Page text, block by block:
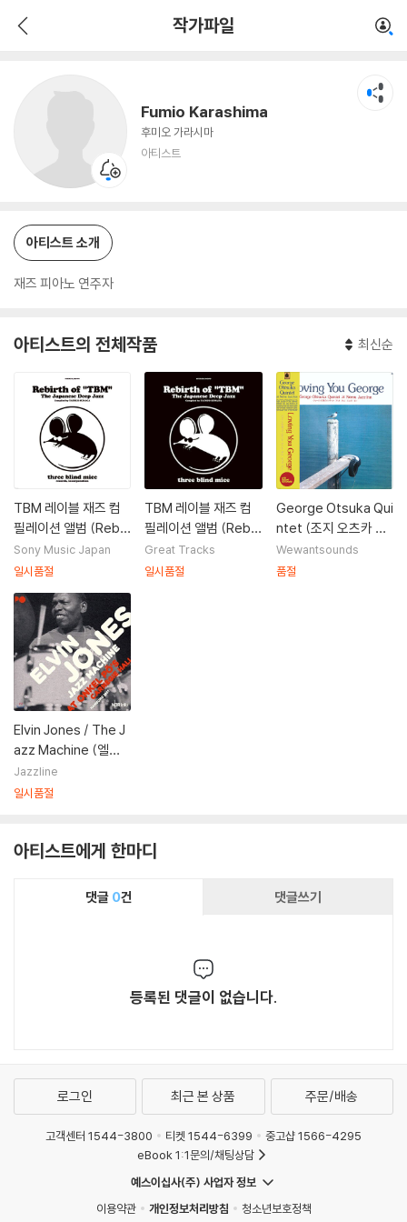
작가파일
Fumio Karashima
후미오 가라시마
아티스트
아티스트 소개
재즈 피아노 연주자
아티스트의 전체작품 최신순
TBM 레이블 재즈 컴
필레이션 앨범 (Rebir
th of "TBM" The Ja
panese Deep Jazz
o Sunaga)
Sony Music Japan
일시품절
TBM 레이블 재즈 컴
필레이션 앨범 (Rebir
th of "TBM" The Ja
panese Deep Jazz
Great Tracks
일시품절
George Otsuka Qui
ntet (조지 오츠카 퀸
텟) - Loving You Ge
roge [LP]
Wewantsounds
품절
Elvin Jones / The J
azz Machine (엘빈
존스 / 재즈 머신) - At
Onkel PO's Carnegi
Jazzline
일시품절
아티스트에게 한마디
댓글 0건 댓글쓰기
등록된 댓글이 없습니다.
로그인 최근 본 상품 주문/배송
고객센터 1544-3800 티켓 1544-6399
중고샵 1566-4295
eBook 1:1문의/채팅상담
예스이십사(주) 사업자 정보
이용약관
개인정보처리방침
청소년보호정책